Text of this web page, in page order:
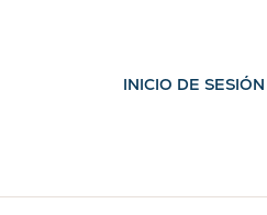
INICIO DE